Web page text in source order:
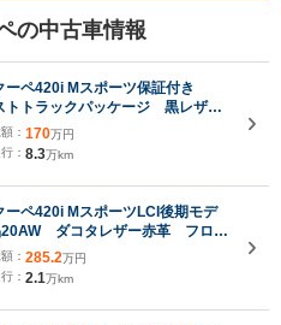
の中古車情報
ーペ420i Mスポーツ保証付き
トラックパッケージ 黒レザー
： 170万円
： 8.3万km
ーペ420i MスポーツLCI後期モデ
ダコタレザー赤革 フロン
BMW純正ドラレコ 有償メタリ
ディスプレイメーターパネル ア
ドライト
： 285.2万円
： 2.1万km